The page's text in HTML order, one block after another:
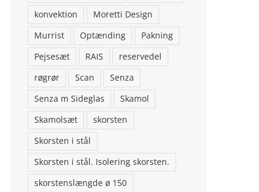
konvektion
Moretti Design
Murrist
Optænding
Pakning
Pejsesæt
RAIS
reservedel
røgrør
Scan
Senza
Senza m Sideglas
Skamol
Skamolsæt
skorsten
Skorsten i stål
Skorsten i stål. Isolering skorsten.
skorstenslængde ø 150